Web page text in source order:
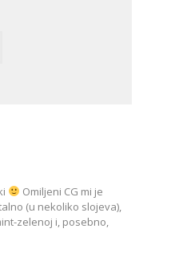
Omiljeni CG mi je
(u nekoliko slojeva),
zelenoj i, posebno,